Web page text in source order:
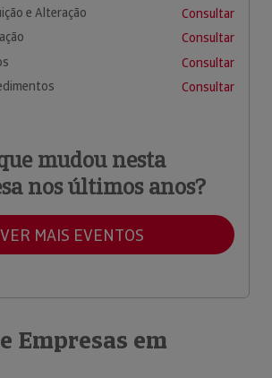
e Alteração
Consultar
Consultar
Consultar
Consultar
mudou nesta
nos últimos anos?
VER MAIS EVENTOS
Empresas em